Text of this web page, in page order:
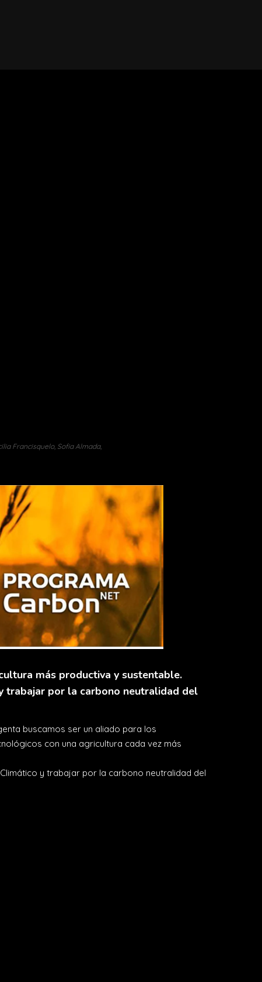
Francisquelo, Sofia Almada,
más productiva y sustentable.
trabajar por la carbono neutralidad del
buscamos ser un aliado para los
con una agricultura cada vez más
y trabajar por la carbono neutralidad del